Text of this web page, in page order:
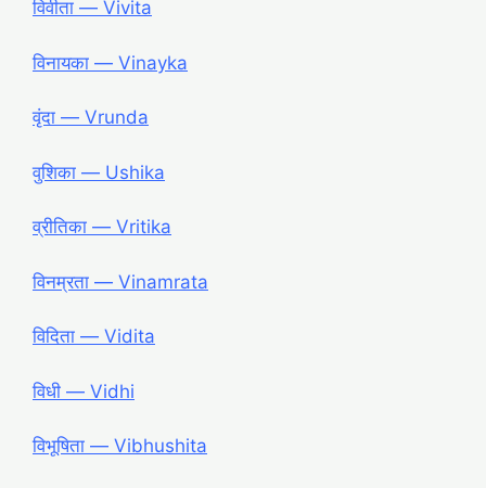
विवीता ― Vivita
विनायका ― Vinayka
वृंदा ― Vrunda
वुशिका ― Ushika
व्रीतिका ― Vritika
विनम्रता ― Vinamrata
विदिता ― Vidita
विधी ― Vidhi
विभूषिता ― Vibhushita